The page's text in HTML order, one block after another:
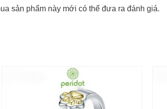
sản phẩm này mới có thể đưa ra đánh giá.